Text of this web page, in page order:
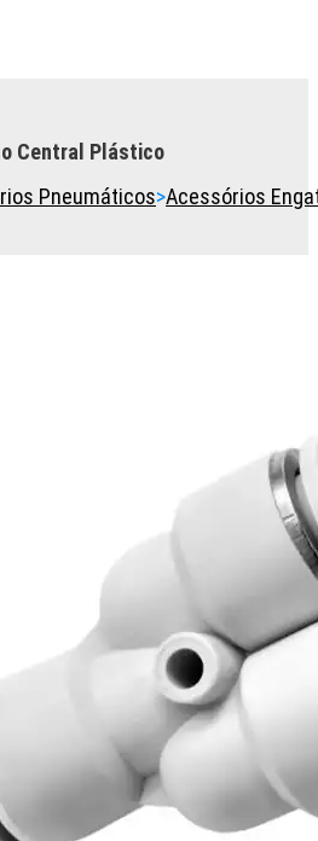
Central Plástico
Pneumáticos>Acessórios